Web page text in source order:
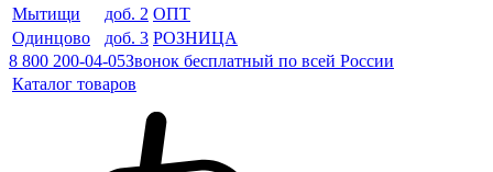
Мытищи
доб. 2 ОПТ
Одинцово
доб. 3 РОЗНИЦА
8 800 200-04-05Звонок бесплатный по всей России
Каталог товаров